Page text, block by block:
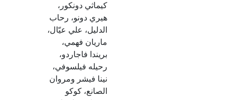
كيماثي دونكور،
هيري دونو، رحاب
الدليل، علي عيّال،
ماريان فهمي،
بريندا فاجاردو،
رحيله فيلسوفي،
نينا فيشر ومروان
الصانع، كوكو